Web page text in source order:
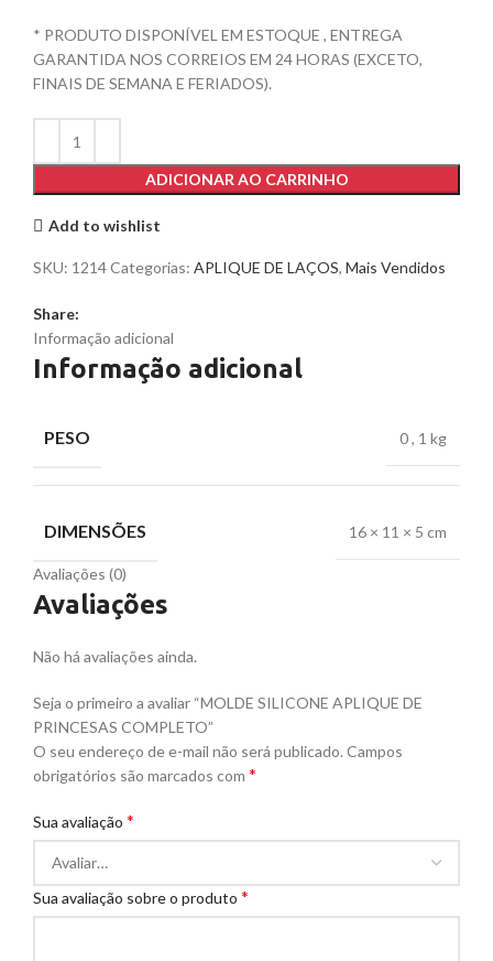
* PRODUTO DISPONÍVEL EM ESTOQUE , ENTREGA
GARANTIDA NOS CORREIOS EM 24 HORAS (EXCETO,
FINAIS DE SEMANA E FERIADOS).
ADICIONAR AO CARRINHO
Add to wishlist
SKU: 1214Categorias: APLIQUE DE LAÇOS, Mais Vendidos
Share:
Informação adicional
Informação adicional
PESO 0, 1 kg
DIMENSÕES 16 × 11 × 5 cm
Avaliações (0)
Avaliações
Não há avaliações ainda.
Seja o primeiro a avaliar “MOLDE SILICONE APLIQUE DE
PRINCESAS COMPLETO”
O seu endereço de e-mail não será publicado.Campos
obrigatórios são marcados com *
Sua avaliação *
Sua avaliação sobre o produto *